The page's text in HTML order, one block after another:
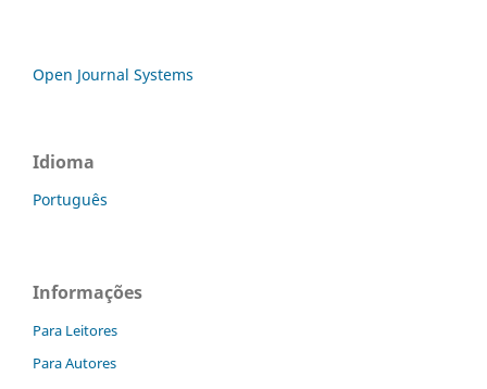
Open Journal Systems
Idioma
Português
Informações
Para Leitores
Para Autores